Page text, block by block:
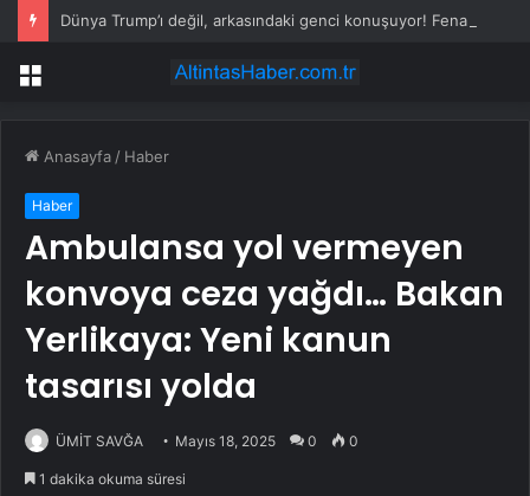
Menü
Anasayfa / Haber
Haber
Ambulansa yol vermeyen
konvoya ceza yağdı… Bakan
Yerlikaya: Yeni kanun
tasarısı yolda
ÜMİT SAVĞA Mayıs 18, 2025 0 0
1 dakika okuma süresi